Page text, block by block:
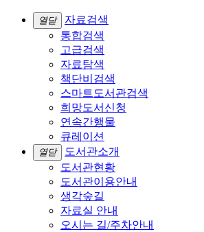
열닫
자료검색
통합검색
고급검색
자료탐색
책단비검색
스마트도서관검색
희망도서신청
연속간행물
큐레이션
열닫
도서관소개
도서관현황
도서관이용안내
생각숲길
자료실 안내
오시는 길/주차안내